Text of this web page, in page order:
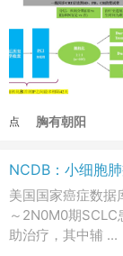
点
重
加
载
胸有朝阳
NCDB：小细胞
美国国家癌症数据
～2N0M0期
助治疗，其中辅 ...